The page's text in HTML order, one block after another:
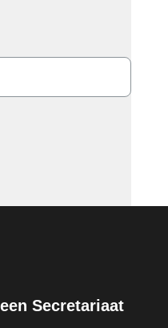
Secretariaat